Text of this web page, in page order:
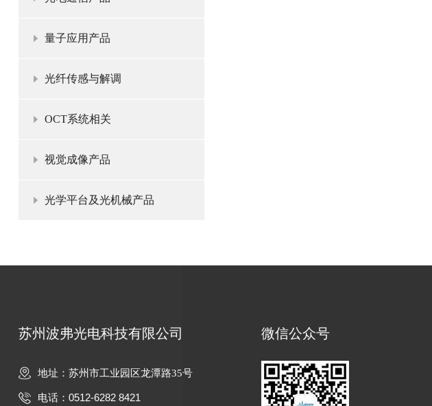
量子应用产品
光纤传感与解调
OCT系统相关
视觉成像产品
光学平台及光机械产品
苏州波弗光电科技有限公司
地址：苏州市工业园区龙潭路35号
电话： 0512-6282 8421
微信公众号